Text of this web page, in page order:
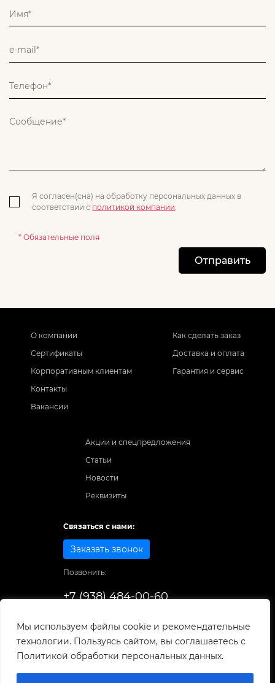
Мы используем файлы cookie и рекомендательные
технологии. Пользуясь сайтом, вы соглашаетесь с
Политикой обработки персональных данных.
Я согласен(сна) на обработку персональных данных в
соответствии с политикой компании.
* Обязательные поля
Отправить
О компании
Сертификаты
Корпоративным клиентам
Контакты
Вакансии
Как сделать заказ
Доставка и оплата
Гарантия и сервис
Акции и спецпредложения
Статьи
Новости
Реквизиты
Связаться с нами:
Заказать звонок
Позвонить:
+7 (938) 484-00-60
© 1998-2025